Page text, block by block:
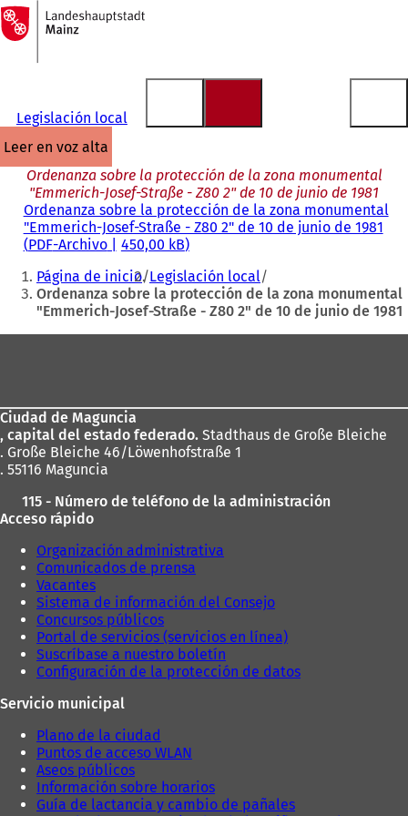
Saltar al contenido
A
la
página
Legislación local
leer en voz alta
Ordenanza sobre la protección de la zona monumental
"Emmerich-Josef-Straße - Z80 2" de 10 de junio de 1981
Ordenanza sobre la protección de la zona monumental
"Emmerich-Josef-Straße - Z80 2" de 10 de junio de 1981
PDF-Archivo 450,00 kB
Estás
aquí:
Página de inicio Legislación local
Ordenanza sobre la protección de la zona monumental
"Emmerich-Josef-Straße - Z80 2" de 10 de junio de 1981
pies
Ciudad de Maguncia
, capital del estado federado. Stadthaus de Große Bleiche
. Große Bleiche 46/Löwenhofstraße 1
. 55116 Maguncia
115 - Número de teléfono de la administración
Acceso rápido
Organización administrativa
Comunicados de prensa
Vacantes
Sistema de información del Consejo
Concursos públicos
Portal de servicios (servicios en línea)
Suscríbase a nuestro boletín
Configuración de la protección de datos
Servicio municipal
Plano de la ciudad
Puntos de acceso WLAN
Aseos públicos
Información sobre horarios
Guía de lactancia y cambio de pañales